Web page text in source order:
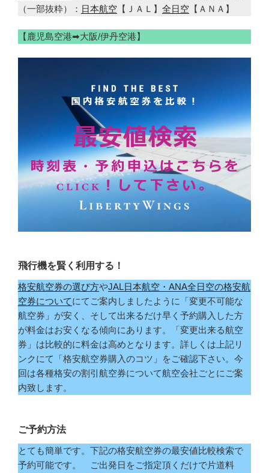
（一部抜粋）： 日本航空 【ＪＡＬ】 全日空 【ＡＮＡ】
【鹿児島空港➡大阪/伊丹空港】
飛行機を賢く利用する！
格安航空券の選び方やJAL日本航空・ANA全日空の格安航
空券についてにてご案内しましたように「変更不可能な
航空券」が安く、そして出来るだけ早く予約購入した方
が料金はお安くなる傾向にあります。「変更出来る航空
券」は比較的に料金は高めとなります。詳しくは上記リ
ンクにて「格安航空券購入のコツ」をご確認下さい。今
回は各種格安の割引航空券について航空会社ごとにご案
内致します。
ご予約方法
とても簡単です。下記の格安航空券の最安値比較検索で
予約可能です。 ご出発日をご指定頂くだけで片道料